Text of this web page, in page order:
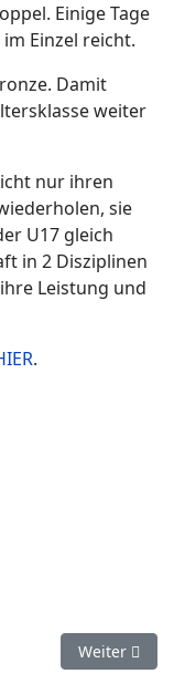
Einige Tage
Einzel reicht.
Damit
weiter
nur ihren
sie
U17 gleich
in 2 Disziplinen
Leistung und
.
der Deutschen
Nächster
Weiter